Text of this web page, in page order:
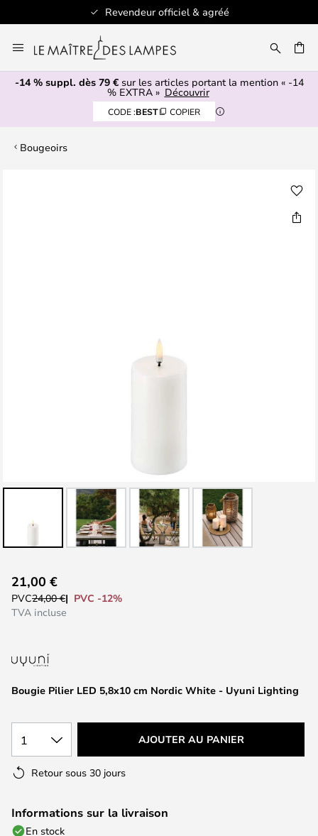
Revendeur officiel & agréé
au
contenu
-14 % suppl. dès 79 €sur les articles portant la mention « -14
% EXTRA » Découvrir
CODE :BEST COPIER
Bougeoirs
to
the
the
gallery
Bougie Pilier LED 5,8x10 cm Nordic White - Uyuni Lighting
21,00 €
PVC24,00 €
PVC -12%
TVA incluse
1 AJOUTER AU PANIER
Retour sous 30 jours
Informations sur la livraison
En stock